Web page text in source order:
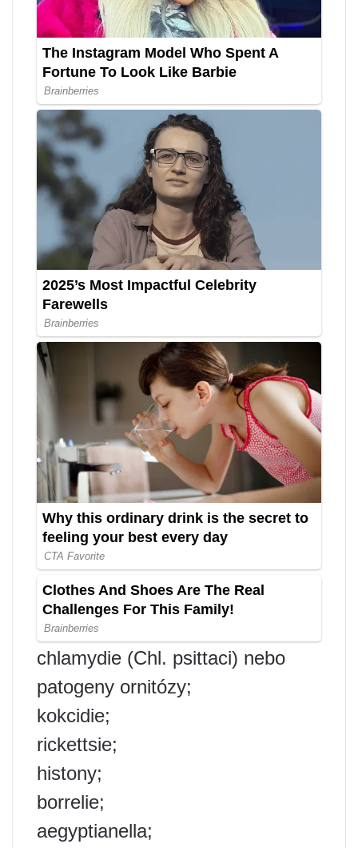
chlamydie (Chl. psittaci) nebo
patogeny ornitózy;
kokcidie;
rickettsie;
histony;
borrelie;
aegyptianella;